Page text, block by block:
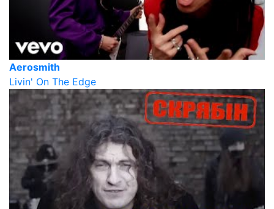
Aerosmith
Livin' On The Edge